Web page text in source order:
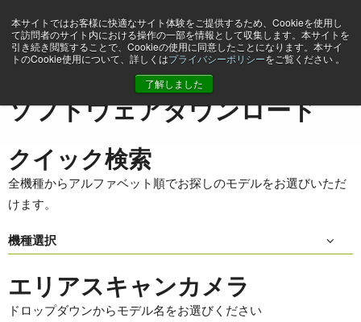
本サイトではお客様に快適なサイト体験をご提供するため、Cookieを使用し
て訪問者のサイト内における操作の一部を情報として収集します。本サイトを
引き続き閲覧することで、Cookieの使用に同意したことになります。本サイ
トのCookie使用について、詳しくはプライバシーポリシーをご覧ください 。
了解しました
ソフトウェアダウンロード
ソフトウェアダウンロード
クイック検索
全機種からアルファベット順でお探しのモデルをお選びいただ
けます。
機種選択
エリアスキャンカメラ
ドロップダウンからモデル名をお選びください